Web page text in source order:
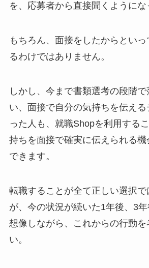
を、応募者から直接聞くようにな
もちろん、面接をしたからとい
るわけではありません。
しかし、今まで書類選考の段階で
い、面接で自分の気持ちを伝え
った人も、就職Shopを利用する
持ちを面接で確実に伝えられる
できます。
転職することが全て正しい選択で
が、今の状況が続いた1年後、3
想像しながら、これからの行動を
い。